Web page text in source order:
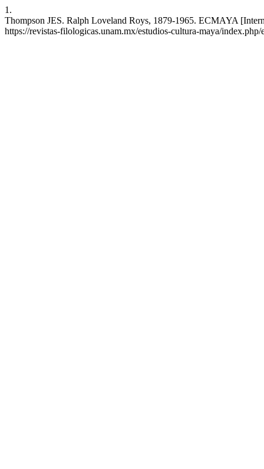
1.
Thompson JES. Ralph Loveland Roys, 1879-1965. ECMAYA
https://revistas-filologicas.unam.mx/estudios-cultura-maya/